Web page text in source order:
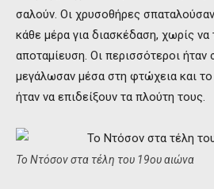
σαλούν. Οι χρυσοθήρες
κάθε μέρα για διασκέδαση, χωρίς να
αποταμίευση. Οι περισσότεροι
μεγάλωσαν μέσα στη φτώχεια και
ήταν να επιδείξουν τα πλούτη τους.
Το Ντόσον στα τέλη του 19ου αιώνα